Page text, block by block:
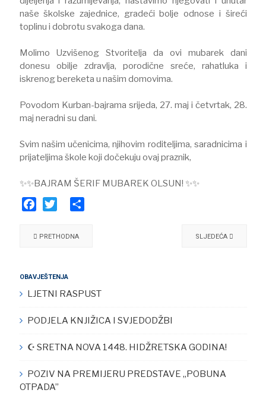
naše školske zajednice, gradeći bolje odnose i šireći
toplinu i dobrotu svakoga dana.
​Molimo Uzvišenog Stvoritelja da ovi mubarek dani
donesu obilje zdravlja, porodične sreće, rahatluka i
iskrenog bereketa u našim domovima.
​Povodom Kurban-bajrama srijeda, 27. maj i četvrtak, 28.
maj neradni su dani.
​Svim našim učenicima, njihovim roditeljima, saradnicima i
prijateljima škole koji dočekuju ovaj praznik,
✨✨BAJRAM ŠERIF MUBAREK OLSUN! ✨✨
PRETHODNA SLJEDEĆA
OBAVJEŠTENJA
LJETNI RASPUST
PODJELA KNJIŽICA I SVJEDODŽBI
☪︎ SRETNA NOVA 1448. HIDŽRETSKA GODINA!
POZIV NA PREMIJERU PREDSTAVE „POBUNA
OTPADA”